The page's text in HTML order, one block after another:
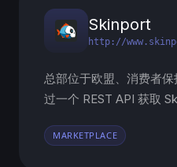
Skinport
http://
总部位于欧盟、消费者
过一个 REST API 获取
MARKETPLACE